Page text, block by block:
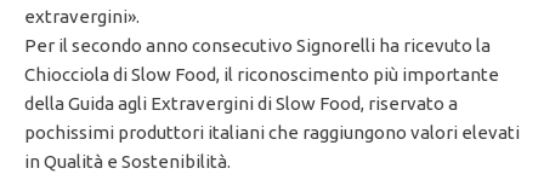
extravergini».
Per il secondo anno consecutivo Signorelli ha ricevuto la
Chiocciola di Slow Food, il riconoscimento più importante
della Guida agli Extravergini di Slow Food, riservato a
pochissimi produttori italiani che raggiungono valori elevati
in Qualità e Sostenibilità.